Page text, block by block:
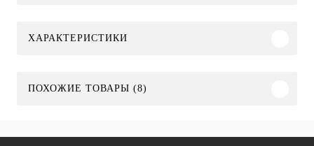
ХАРАКТЕРИСТИКИ
ПОХОЖИЕ ТОВАРЫ (8)